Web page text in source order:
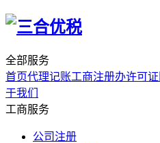
全部服务
首页代理记账工商注册办许可证
于我们
工商服务
公司注册